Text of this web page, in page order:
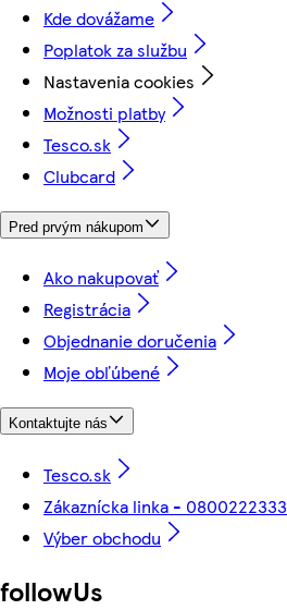
Kde dovážame
Poplatok za službu
Nastavenia cookies
Možnosti platby
Tesco.sk
Clubcard
Pred prvým nákupom
Ako nakupovať
Registrácia
Objednanie doručenia
Moje obľúbené
Kontaktujte nás
Tesco.sk
Zákaznícka linka - 0800222333
Výber obchodu
followUs